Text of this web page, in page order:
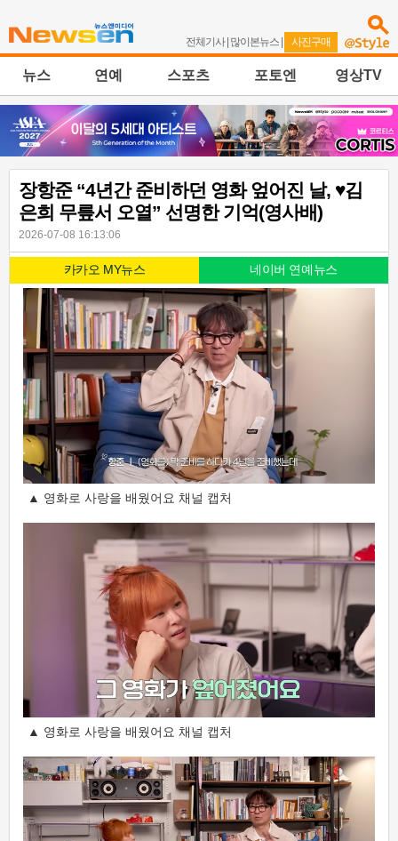
전체기사| 많이본뉴스 | 사진구매
뉴스 연예 스포츠 포토엔 영상TV
장항준 “4년간 준비하던 영화 엎어진 날, ♥김
은희 무릎서 오열” 선명한 기억(영사배)
2026-07-08 16:13:06
카카오 MY뉴스 네이버 연예뉴스
▲ 영화로 사랑을 배웠어요 채널 캡처
▲ 영화로 사랑을 배웠어요 채널 캡처